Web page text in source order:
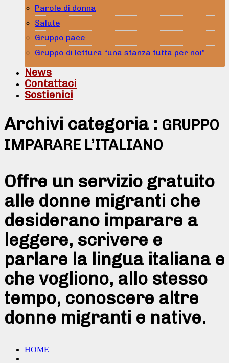
Parole di donna
Salute
Gruppo pace
Gruppo di lettura “una stanza tutta per noi”
News
Contattaci
Sostienici
Archivi categoria : GRUPPO
IMPARARE L’ITALIANO
Offre un servizio gratuito
alle donne migranti che
desiderano imparare a
leggere, scrivere e
parlare la lingua italiana e
che vogliono, allo stesso
tempo, conoscere altre
donne migranti e native.
HOME